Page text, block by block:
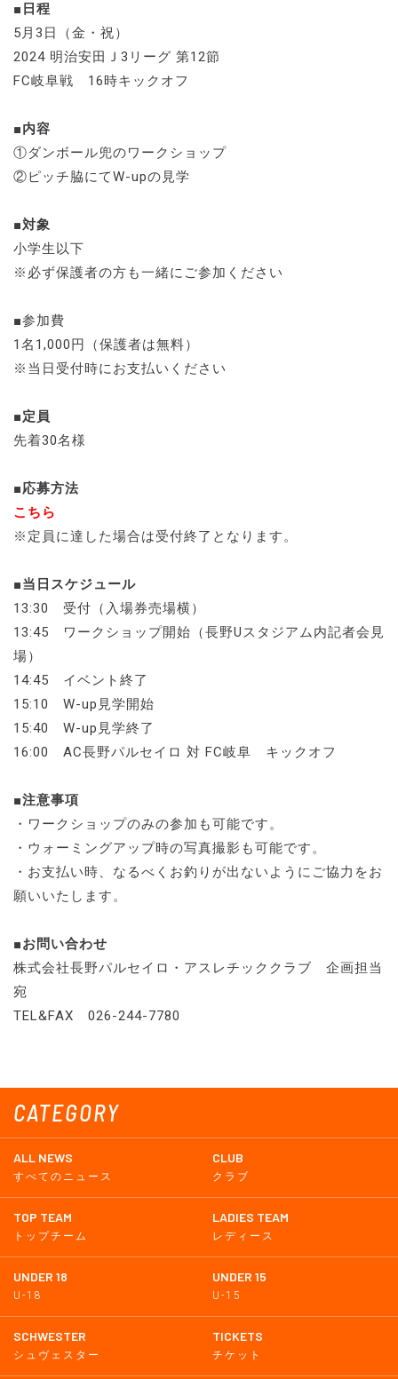
CATEGORY
ALL NEWS
すべてのニュース
CLUB
クラブ
TOP TEAM
トップチーム
LADIES TEAM
レディース
UNDER 18
U-18
UNDER 15
U-15
SCHWESTER
シュヴェスター
TICKETS
チケット
■日程
5月3日（金・祝）
2024 明治安田Ｊ3リーグ 第12節
FC岐阜戦 16時キックオフ
■内容
①ダンボール兜のワークショップ
②ピッチ脇にてW-upの見学
■対象
小学生以下
※必ず保護者の方も一緒にご参加ください
■参加費
1名1,000円（保護者は無料）
※当日受付時にお支払いください
■定員
先着30名様
■応募方法
こちら
※定員に達した場合は受付終了となります。
■当日スケジュール
13:30 受付（入場券売場横）
13:45 ワークショップ開始（長野Uスタジアム内記者会見
場）
14:45 イベント終了
15:10 W-up見学開始
15:40 W-up見学終了
16:00 AC長野パルセイロ 対 FC岐阜 キックオフ
■注意事項
・ワークショップのみの参加も可能です。
・ウォーミングアップ時の写真撮影も可能です。
・お支払い時、なるべくお釣りが出ないようにご協力をお
願いいたします。
■お問い合わせ
株式会社長野パルセイロ・アスレチッククラブ 企画担当
宛
TEL&FAX 026-244-7780